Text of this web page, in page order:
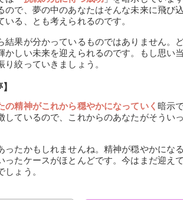
ので、夢の中のあなたはそんな未来に飛び
る、とも考えられるのです。
結果が分かっているものではありません。
かしい未来を迎えられるのです。もし思い
絞っていきましょう。
の精神がこれから穏やかになっていく 暗示
しているので、これからのあなたがそうい
ったかもしれませんね。精神が穏やかにな
ったケースがほとんどです。今はまだ迎え
ょう。